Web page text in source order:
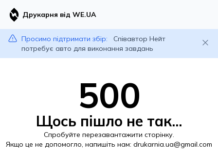
Друкарня від WE.UA
Просимо підтримати збір:
Співавтор Нейт
потребує авто для виконання завдань
500
Щось пішло не так...
Спробуйте перезавантажити сторінку.
Якщо це не допомогло, напишіть нам: drukarnia.ua@gmail.com